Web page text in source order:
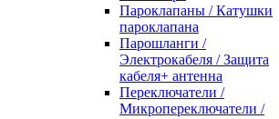
Пароклапаны / Катушки
пароклапана
Парошланги /
Электрокабеля / Защита
кабеля+ антенна
Переключатели /
Микропереключатели /